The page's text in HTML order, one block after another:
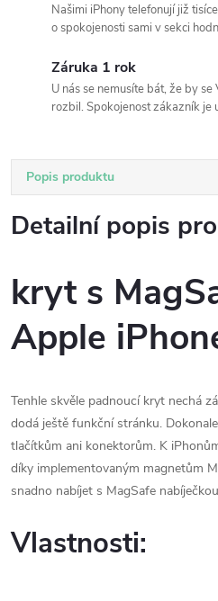
Našimi iPhony telefonují již
o spokojenosti sami v sekci
Záruka 1 rok
U nás se nemusíte bát, že by
rozbil. Spokojenost zákazník je
Popis produktu
Detailní popis
kryt s
Apple
Tenhle skvěle padnoucí kryt nechá
dodá ještě funkční stránku.
tlačítkům ani konektorům. K
díky implementovaným magnetům
snadno nabíjet s MagSafe
Vlastnosti: